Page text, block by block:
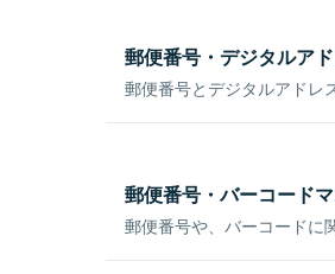
郵便番号・デジタルア
郵便番号とデジタルアドレ
郵便番号・バーコード
郵便番号や、バーコードに